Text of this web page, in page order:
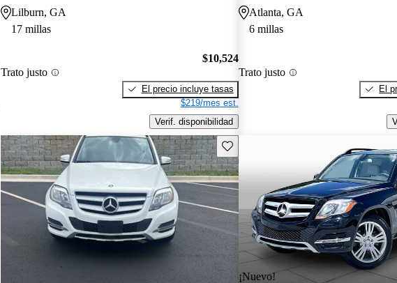
Lilburn, GA
17 millas
Trato justo
$10,524
El precio incluye tasas
$219/mes est.
Verif. disponibilidad
Atlanta, GA
6 millas
Trato justo
El
Guarda este Aviso
¡Nuevo!